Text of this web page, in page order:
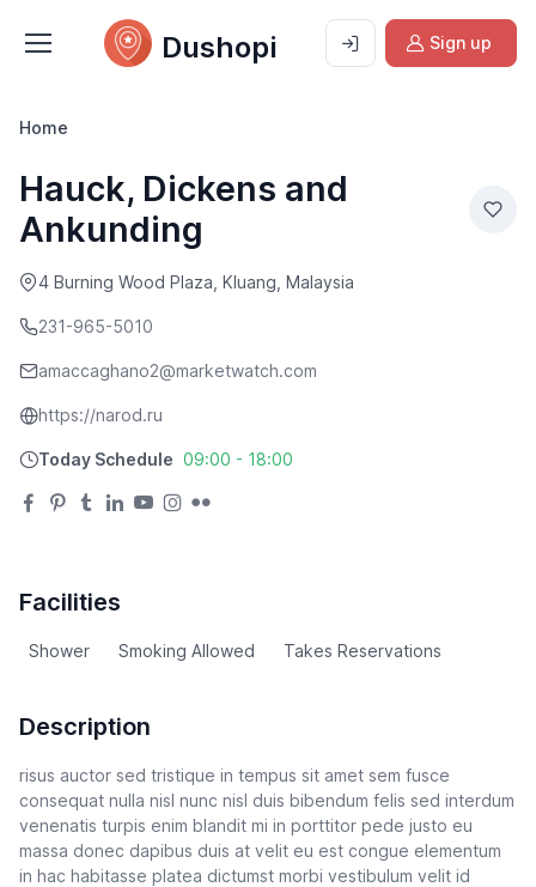
Dushopi Sign up
Home
Hauck, Dickens and
Ankunding
4 Burning Wood Plaza, Kluang, Malaysia
231-965-5010
amaccaghano2@marketwatch.com
https://narod.ru
Today Schedule 09:00 - 18:00
Facilities
Shower Smoking Allowed Takes Reservations
Description
risus auctor sed tristique in tempus sit amet sem fusce
consequat nulla nisl nunc nisl duis bibendum felis sed interdum
venenatis turpis enim blandit mi in porttitor pede justo eu
massa donec dapibus duis at velit eu est congue elementum
in hac habitasse platea dictumst morbi vestibulum velit id